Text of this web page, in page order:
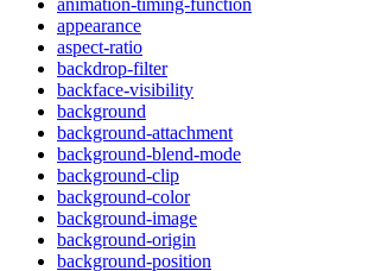
appearance
aspect-ratio
backdrop-filter
backface-visibility
background
background-attachment
background-blend-mode
background-clip
background-color
background-image
background-origin
background-position